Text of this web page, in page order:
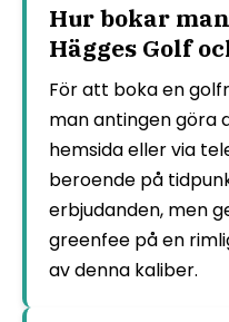
Hur bokar
Hägges Golf
För att boka en
man antingen göra
hemsida eller via
beroende på
erbjudanden, men
greenfee på en
av denna kaliber.